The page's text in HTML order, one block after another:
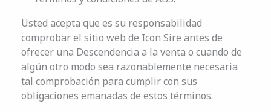
Usted acepta que es su responsabilidad
comprobar el sitio web de Icon Sire antes de
ofrecer una Descendencia a la venta o cuando de
algún otro modo sea razonablemente necesaria
tal comprobación para cumplir con sus
obligaciones emanadas de estos términos.